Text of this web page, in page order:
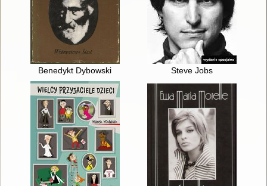
Benedykt Dybowski Steve Jobs